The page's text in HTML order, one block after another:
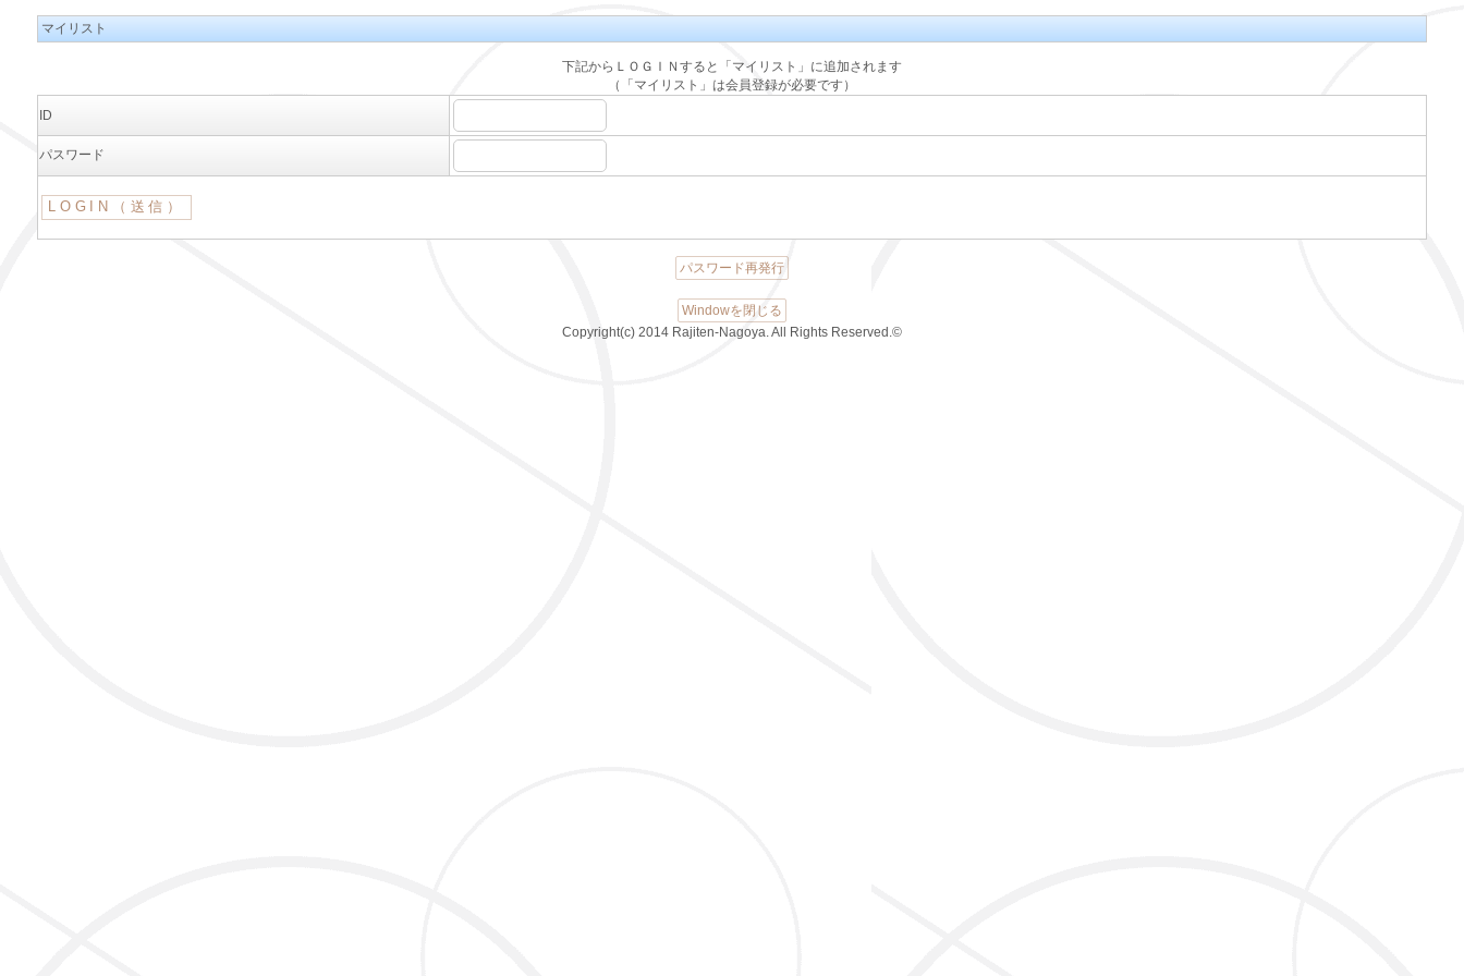
マイリスト
下記からＬＯＧＩＮすると「マイリスト」に追加されます
（「マイリスト」は会員登録が必要です）
ID
パスワード
パスワード再発行
Windowを閉じる
Copyright(c) 2014 Rajiten-Nagoya. All Rights Reserved.©